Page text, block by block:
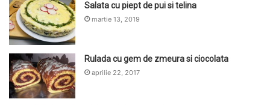
Salata cu piept de pui si telina
martie 13, 2019
Rulada cu gem de zmeura si ciocolata
aprilie 22, 2017